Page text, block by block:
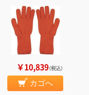
￥10,839（税込）
カゴへ